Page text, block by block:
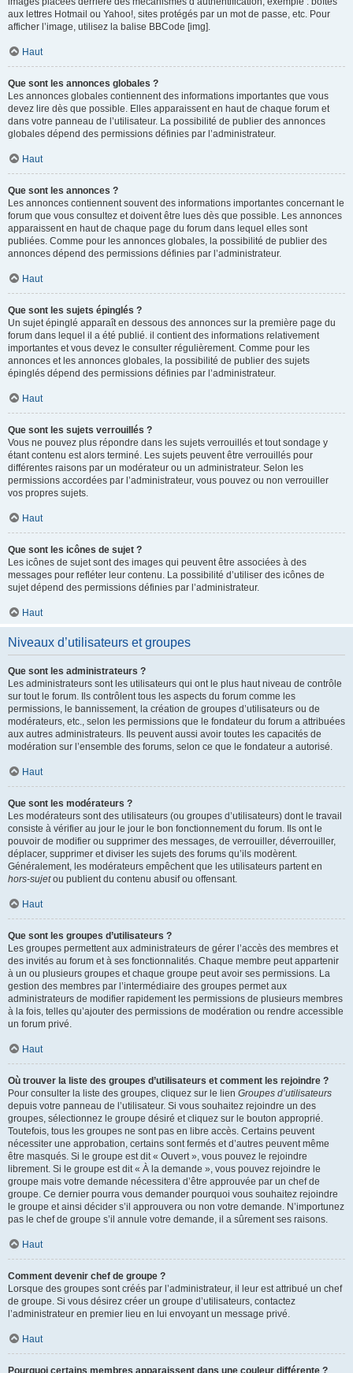
aux lettres Hotmail ou Yahoo!, sites protégés par un mot de passe, etc. Pour
afficher l’image, utilisez la balise BBCode [img].
Haut
Que sont les annonces globales ?
Les annonces globales contiennent des informations importantes que vous
devez lire dès que possible. Elles apparaissent en haut de chaque forum et
dans votre panneau de l’utilisateur. La possibilité de publier des annonces
globales dépend des permissions définies par l’administrateur.
Haut
Que sont les annonces ?
Les annonces contiennent souvent des informations importantes concernant le
forum que vous consultez et doivent être lues dès que possible. Les annonces
apparaissent en haut de chaque page du forum dans lequel elles sont
publiées. Comme pour les annonces globales, la possibilité de publier des
annonces dépend des permissions définies par l’administrateur.
Haut
Que sont les sujets épinglés ?
Un sujet épinglé apparaît en dessous des annonces sur la première page du
forum dans lequel il a été publié. il contient des informations relativement
importantes et vous devez le consulter régulièrement. Comme pour les
annonces et les annonces globales, la possibilité de publier des sujets
épinglés dépend des permissions définies par l’administrateur.
Haut
Que sont les sujets verrouillés ?
Vous ne pouvez plus répondre dans les sujets verrouillés et tout sondage y
étant contenu est alors terminé. Les sujets peuvent être verrouillés pour
différentes raisons par un modérateur ou un administrateur. Selon les
permissions accordées par l’administrateur, vous pouvez ou non verrouiller
vos propres sujets.
Haut
Que sont les icônes de sujet ?
Les icônes de sujet sont des images qui peuvent être associées à des
messages pour refléter leur contenu. La possibilité d’utiliser des icônes de
sujet dépend des permissions définies par l’administrateur.
Haut
Niveaux d’utilisateurs et groupes
Que sont les administrateurs ?
Les administrateurs sont les utilisateurs qui ont le plus haut niveau de contrôle
sur tout le forum. Ils contrôlent tous les aspects du forum comme les
permissions, le bannissement, la création de groupes d’utilisateurs ou de
modérateurs, etc., selon les permissions que le fondateur du forum a attribuées
aux autres administrateurs. Ils peuvent aussi avoir toutes les capacités de
modération sur l’ensemble des forums, selon ce que le fondateur a autorisé.
Haut
Que sont les modérateurs ?
Les modérateurs sont des utilisateurs (ou groupes d’utilisateurs) dont le travail
consiste à vérifier au jour le jour le bon fonctionnement du forum. Ils ont le
pouvoir de modifier ou supprimer des messages, de verrouiller, déverrouiller,
déplacer, supprimer et diviser les sujets des forums qu’ils modèrent.
Généralement, les modérateurs empêchent que les utilisateurs partent en
hors-sujetou publient du contenu abusif ou offensant.
Haut
Que sont les groupes d’utilisateurs ?
Les groupes permettent aux administrateurs de gérer l’accès des membres et
des invités au forum et à ses fonctionnalités. Chaque membre peut appartenir
à un ou plusieurs groupes et chaque groupe peut avoir ses permissions. La
gestion des membres par l’intermédiaire des groupes permet aux
administrateurs de modifier rapidement les permissions de plusieurs membres
à la fois, telles qu’ajouter des permissions de modération ou rendre accessible
un forum privé.
Haut
Où trouver la liste des groupes d’utilisateurs et comment les rejoindre ?
Pour consulter la liste des groupes, cliquez sur le lien Groupes d’utilisateurs
depuis votre panneau de l’utilisateur. Si vous souhaitez rejoindre un des
groupes, sélectionnez le groupe désiré et cliquez sur le bouton approprié.
Toutefois, tous les groupes ne sont pas en libre accès. Certains peuvent
nécessiter une approbation, certains sont fermés et d’autres peuvent même
être masqués. Si le groupe est dit « Ouvert », vous pouvez le rejoindre
librement. Si le groupe est dit « À la demande », vous pouvez rejoindre le
groupe mais votre demande nécessitera d’être approuvée par un chef de
groupe. Ce dernier pourra vous demander pourquoi vous souhaitez rejoindre
le groupe et ainsi décider s’il approuvera ou non votre demande. N’importunez
pas le chef de groupe s’il annule votre demande, il a sûrement ses raisons.
Haut
Comment devenir chef de groupe ?
Lorsque des groupes sont créés par l’administrateur, il leur est attribué un chef
de groupe. Si vous désirez créer un groupe d’utilisateurs, contactez
l’administrateur en premier lieu en lui envoyant un message privé.
Haut
Pourquoi certains membres apparaissent dans une couleur différente ?